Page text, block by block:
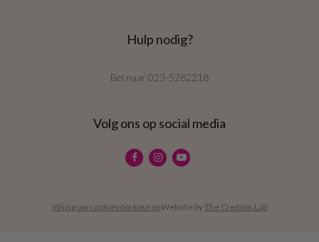
Hulp nodig?
Bel naar 023-5282218
Volg ons op social media
Wijzig uw cookievoorkeurenWebsite byThe Cre8ion.Lab